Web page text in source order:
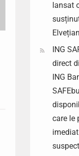
lansat
ING
direct
ING
care le